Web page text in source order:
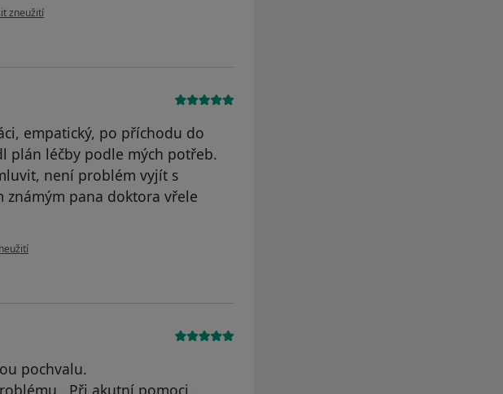
uživatele Denisa B.
zneužití
empatický, po příchodu do
plán léčby podle mých potřeb.
není problém vyjít s
známým pana doktora vřele
uživatele E.J.
pochvalu.
. Při akutní pomoci .